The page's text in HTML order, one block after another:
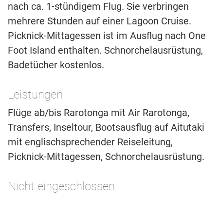
nach ca. 1-stündigem Flug. Sie verbringen
mehrere Stunden auf einer Lagoon Cruise.
Picknick-Mittagessen ist im Ausflug nach One
Foot Island enthalten. Schnorchelausrüstung,
Badetücher kostenlos.
Leistungen
Flüge ab/bis Rarotonga mit Air Rarotonga,
Transfers, Inseltour, Bootsausflug auf Aitutaki
mit englischsprechender Reiseleitung,
Picknick-Mittagessen, Schnorchelausrüstung.
Nicht eingeschlossen